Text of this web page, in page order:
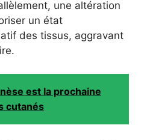
une altération
un état
des tissus, aggravant
est la prochaine
cutanés